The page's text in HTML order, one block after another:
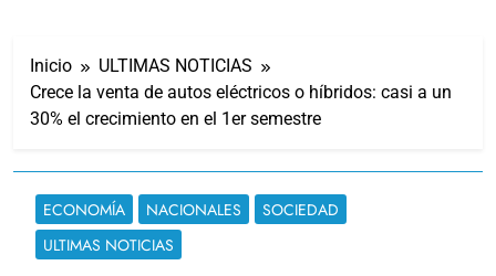
Inicio
ULTIMAS NOTICIAS
Crece la venta de autos eléctricos o híbridos: casi a un
30% el crecimiento en el 1er semestre
ECONOMÍA NACIONALES
SOCIEDAD
ULTIMAS NOTICIAS